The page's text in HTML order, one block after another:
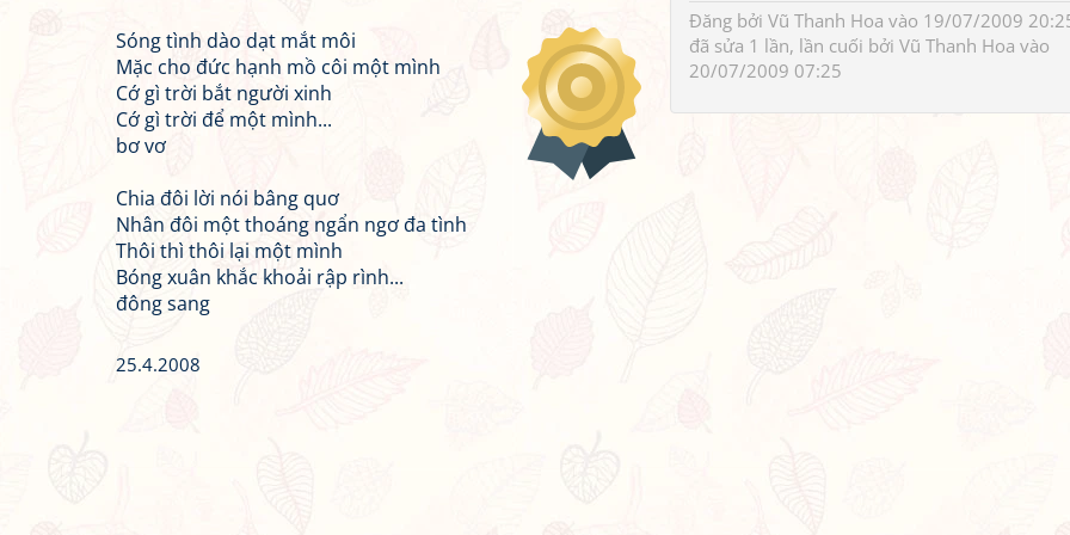
Đăng bởi Vũ Thanh Hoa vào 19/07/2009
đã sửa 1 lần, lần cuối bởi Vũ Thanh Hoa vào
20/07/2009 07:25
Sóng tình dào dạt mắt môi
Mặc cho đức hạnh mồ côi một mình
Cớ gì trời bắt người xinh
Cớ gì trời để một mình...
bơ vơ
Chia đôi lời nói bâng quơ
Nhân đôi một thoáng ngẩn ngơ đa tình
Thôi thì thôi lại một mình
Bóng xuân khắc khoải rập rình...
đông sang
25.4.2008